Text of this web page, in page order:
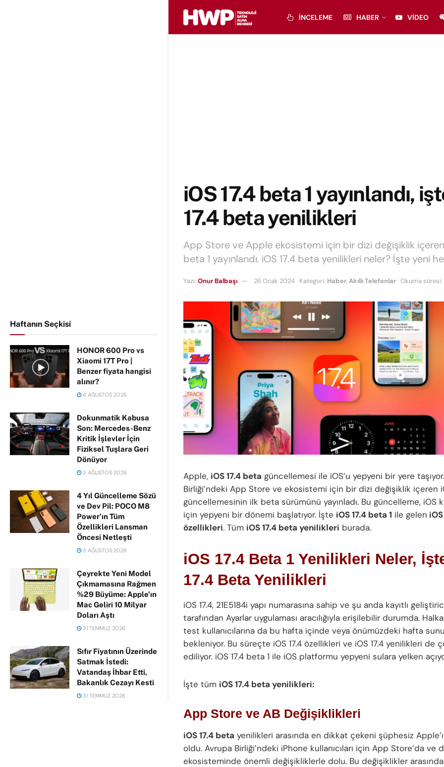
Haftanın Seçkisi
HONOR 600 Pro vs
Xiaomi 17T Pro |
Benzer fiyata hangisi
alınır?
4 AĞUSTOS 2026
Dokunmatik Kabusa
Son: Mercedes-Benz
Kritik İşlevler İçin
Fiziksel Tuşlara Geri
Dönüyor
3 AĞUSTOS 2026
4 Yıl Güncelleme Sözü
ve Dev Pil: POCO M8
Power’ın Tüm
Özellikleri Lansman
Öncesi Netleşti
3 AĞUSTOS 2026
Çeyrekte Yeni Model
Çıkmamasına Rağmen
%29 Büyüme: Apple’ın
Mac Geliri 10 Milyar
Doları Aştı
31 TEMMUZ 2026
Sıfır Fiyatının Üzerinde
Satmak İstedi:
Vatandaş İhbar Etti,
Bakanlık Cezayı Kesti
31 TEMMUZ 2026
İNCELEME HABER VIDEO
iOS 17.4 beta 1 yayınlandı,
17.4 beta yenilikleri
App Store ve Apple ekosistemi için bir dizi değişiklik içeren
beta 1 yayınlandı. iOS 17.4 beta yenilikleri neler? İşte yeni
Yazı: Onur Balbaşı 26 Ocak 2024 Kategori: Haber,Akıllı Telefonlar Okuma
Apple, iOS 17.4 beta güncellemesi ile iOS’u yepyeni bir yere
Birliği’ndeki App Store ve ekosistemi için bir dizi değişiklik içeren
güncellemesinin ilk beta sürümünü yayınladı. Bu güncelleme, iOS
için yepyeni bir dönemi başlatıyor. İşte iOS 17.4 beta 1 ile gelen
özellikleri. Tüm iOS 17.4 beta yenilikleri burada.
iOS 17.4 Beta 1 Yenilikleri Neler,
17.4 Beta Yenilikleri
iOS 17.4, 21E5184i yapı numarasına sahip ve şu anda kayıtlı
tarafından Ayarlar uygulaması aracılığıyla erişilebilir durumda.
test kullanıcılarına da bu hafta içinde veya önümüzdeki hafta
bekleniyor. Bu süreçte iOS 17.4 özellikleri ve iOS 17.4 yenilikleri de
ediliyor. iOS 17.4 beta 1 ile iOS platformu yepyeni sulara yelken
İşte tüm iOS 17.4 beta yenilikleri:
App Store ve AB Değişiklikleri
iOS 17.4 beta yenilikleri arasında en dikkat çekeni şüphesiz
oldu. Avrupa Birliği’ndeki iPhone kullanıcıları için App Store’da ve
ekosisteminde önemli değişikliklerle dolu. Bu değişiklikler